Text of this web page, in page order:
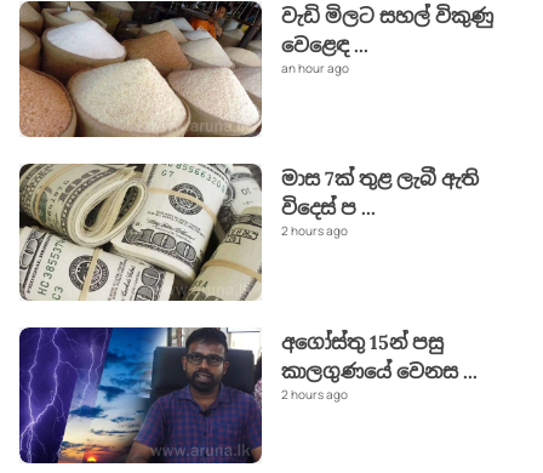
වැඩි මිලට සහල් විකුණු
වෙළෙඳ...
an hour ago
මාස 7ක් තුළ ලැබී ඇති
විදෙස් ප ...
2 hours ago
අගෝස්තු 15න් පසු
කාලගුණයේ වෙනස...
2 hours ago